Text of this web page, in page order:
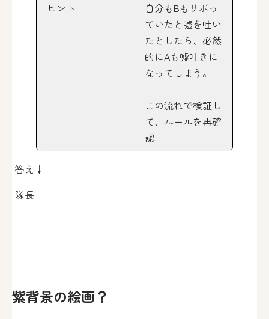
ヒント
自分もBもサボっ
ていたと嘘を吐い
たとしたら、必然
的にAも嘘吐きに
なってしまう。
この流れで検証し
て、ルールを再確
認
答え↓
隊長
紫背景の絵画？